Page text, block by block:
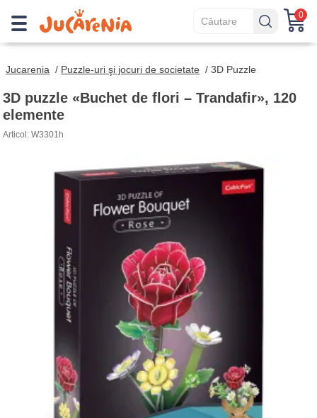
0
Jucarenia / Puzzle-uri şi jocuri de societate / 3D Puzzle
3D puzzle «Buchet de flori – Trandafir», 120
elemente
Articol: W3301h